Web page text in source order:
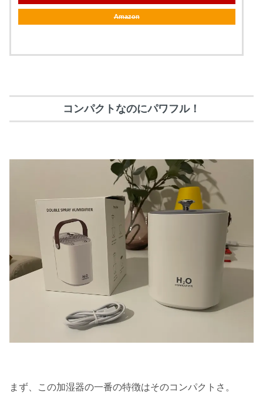
Amazon
コンパクトなのにパワフル！
まず、この加湿器の一番の特徴はそのコンパクトさ。